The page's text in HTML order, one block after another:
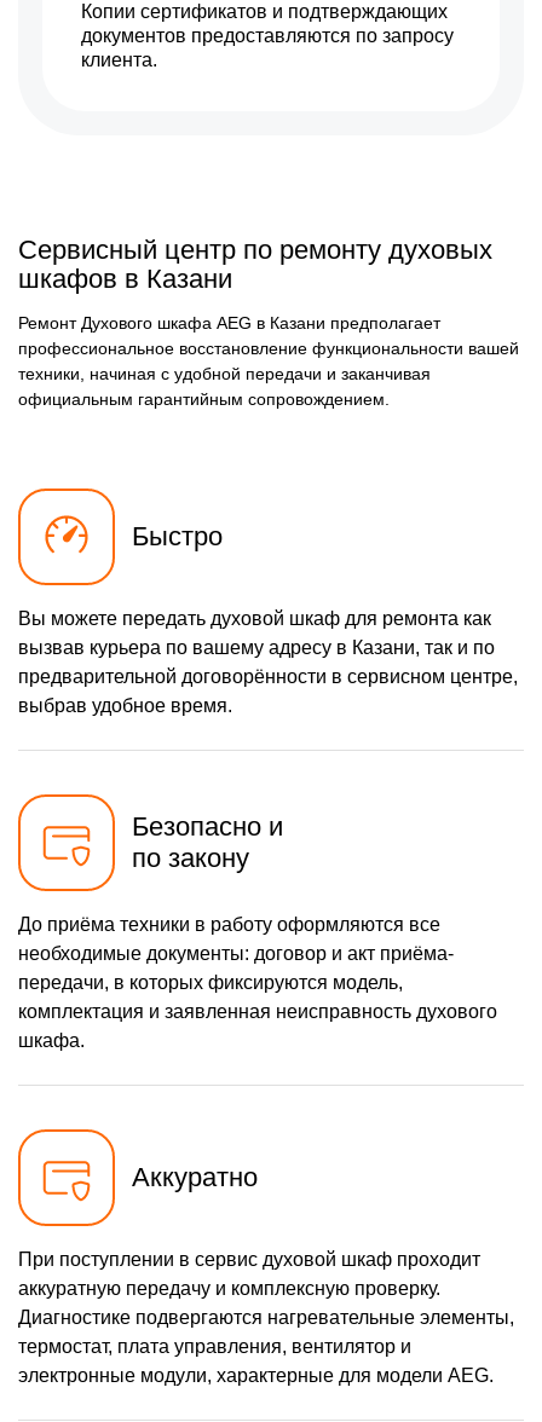
Копии сертификатов и подтверждающих
документов предоставляются по запросу
клиента.
Сервисный центр по ремонту духовых
шкафов в Казани
Ремонт Духового шкафа AEG в Казани предполагает
профессиональное восстановление функциональности вашей
техники, начиная с удобной передачи и заканчивая
официальным гарантийным сопровождением.
Быстро
Вы можете передать духовой шкаф для ремонта как
вызвав курьера по вашему адресу в Казани, так и по
предварительной договорённости в сервисном центре,
выбрав удобное время.
Безопасно и
по закону
До приёма техники в работу оформляются все
необходимые документы: договор и акт приёма-
передачи, в которых фиксируются модель,
комплектация и заявленная неисправность духового
шкафа.
Аккуратно
При поступлении в сервис духовой шкаф проходит
аккуратную передачу и комплексную проверку.
Диагностике подвергаются нагревательные элементы,
термостат, плата управления, вентилятор и
электронные модули, характерные для модели AEG.